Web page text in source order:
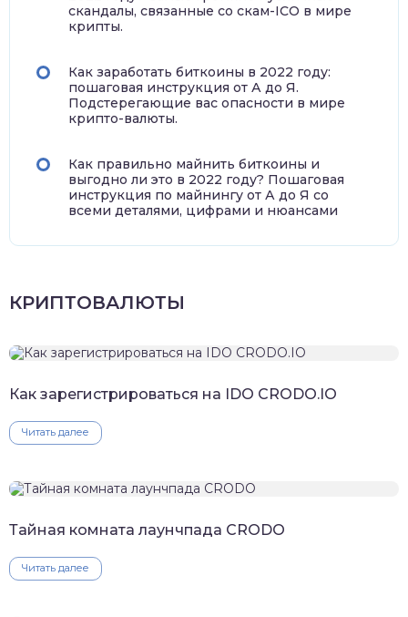
скандалы, связанные со скам-ICO в мире
крипты.
Как заработать биткоины в 2022 году:
пошаговая инструкция от А до Я.
Подстерегающие вас опасности в мире
крипто-валюты.
Как правильно майнить биткоины и
выгодно ли это в 2022 году? Пошаговая
инструкция по майнингу от А до Я со
всеми деталями, цифрами и нюансами
КРИПТОВАЛЮТЫ
Как зарегистрироваться на IDO CRODO.IO
Читать далее
Тайная комната лаунчпада CRODO
Читать далее